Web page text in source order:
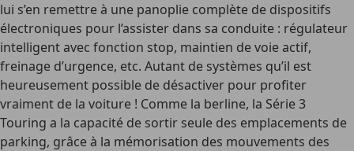
lui s’en remettre à une panoplie complète de dispositifs
électroniques pour l’assister dans sa conduite : régulateur
intelligent avec fonction stop, maintien de voie actif,
freinage d’urgence, etc. Autant de systèmes qu’il est
heureusement possible de désactiver pour profiter
vraiment de la voiture ! Comme la berline, la Série 3
Touring a la capacité de sortir seule des emplacements de
parking, grâce à la mémorisation des mouvements des